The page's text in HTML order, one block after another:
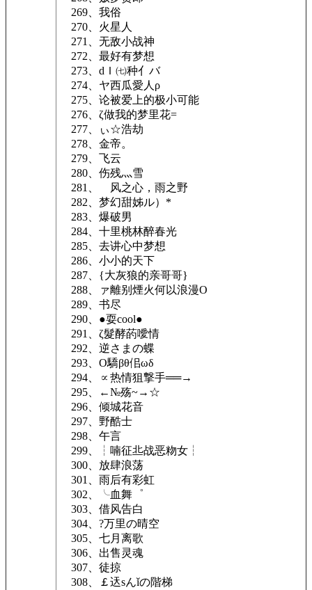
269、我俗
270、火星人
271、无敌小战神
272、最好有梦想
273、dＩ㈦种亻バ
274、ヤ西瓜愛人ρ
275、论被爱上的极小可能
276、ζ做我的梦里花=
277、ぃ☆浩劫
278、金帝。
279、飞云
280、伤残灬雪
281、ゞ风之心，雨之野
282、梦幻甜姊ル）*
283、爆破男
284、十里桃林醉春光
285、去讲心中梦想
286、小小的天下
287、{大灰狼的亲哥哥}
288、ァ離别煙火何以浪漫О
289、书尽
290、●耍cool●
291、ζ髮酵菂噯情
292、逆さまの蝶
293、О驕βθ佀ωδ
294、∝热情狙撃手══→
295、←№殇~→☆
296、倾城花音
297、野酷士
298、午言
299、┆喃征丠战恶粅女┆
300、放肆浪荡
301、雨后有彩虹
302、╰血舞゜
303、借风告白
304、?万里の晴空
305、七月离歌
306、出售灵魂
307、徒掠
308、￡迗sんǐの階梯